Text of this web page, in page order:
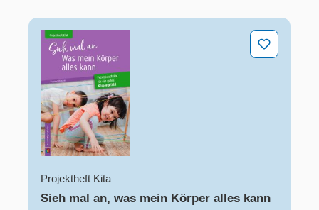
Sieh mal an, was mein Körper alles kann
Projektheft Kita
Sieh mal an, was mein Körper alles kann